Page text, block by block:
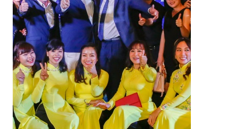
VAN MỘT CHIỀU
VAN ĐIỀU KHIỂN TỰ ĐỘNG
VAN NGĂN DÒNG CHẢY NGƯỢC